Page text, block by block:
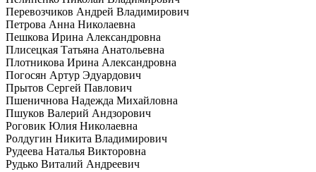
Перевозчиков Андрей Владимирович
Петрова Анна Николаевна
Пешкова Ирина Александровна
Плисецкая Татьяна Анатольевна
Плотникова Ирина Александровна
Погосян Артур Эдуардович
Прытов Сергей Павлович
Пшеничнова Надежда Михайловна
Пшуков Валерий Андзорович
Роговик Юлия Николаевна
Ролдугин Никита Владимирович
Рудеева Наталья Викторовна
Рудько Виталий Андреевич